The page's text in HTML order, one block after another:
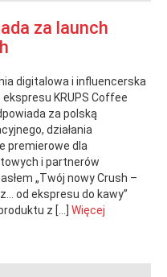
za launch
digitalowa i influencerska
KRUPS Coffee
za polską
działania
premierowe dla
i partnerów
„Twój nowy Crush –
od ekspresu do kawy”
z […] Więcej